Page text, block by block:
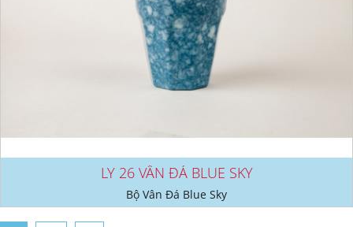
LY 26 VÂN ĐÁ BLUE SKY
Bộ Vân Đá Blue Sky